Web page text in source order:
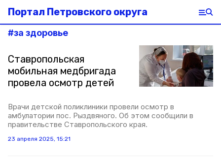
Портал Петровского округа
#за здоровье
Ставропольская
мобильная медбригада
провела осмотр детей
Врачи детской поликлиники провели осмотр в
амбулатории пос. Рыздвяного. Об этом сообщили в
правительстве Ставропольского края.
23 апреля 2025, 15:21